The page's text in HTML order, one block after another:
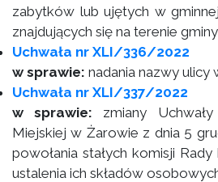
zabytków lub ujętych w
znajdujących się na terenie
Uchwała nr XLI/336/2022
w sprawie: nadania nazwy ulicy
Uchwała nr XLI/337/2022
w sprawie: zmiany
Miejskiej w Żarowie z dnia 5
powołania stałych komisji
ustalenia ich składów